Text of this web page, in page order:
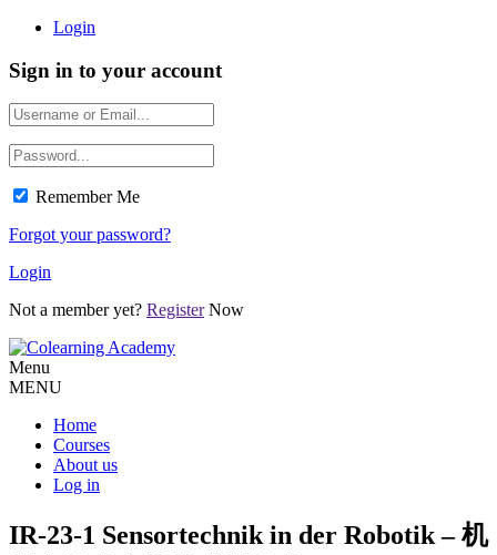
Login
Sign in to your account
Remember Me
Forgot your password?
Login
Not a member yet? RegisterNow
Menu
MENU
Home
Courses
About us
Log in
IR-23-1 Sensortechnik in der Robotik – 机